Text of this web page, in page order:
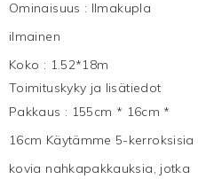
Ominaisuus : Ilmakupla
ilmainen
Koko : 1.52*18m
Toimituskyky ja lisätiedot
Pakkaus : 155cm * 16cm *
16cm Käytämme 5-kerroksisia
kovia nahkapakkauksia, jotka